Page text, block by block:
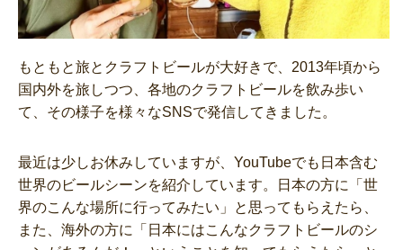
もともと旅とクラフトビールが大好きで、2013年頃から
国内外を旅しつつ、各地のクラフトビールを飲み歩い
て、その様子を様々なSNSで発信してきました。
最近は少しお休みしていますが、YouTubeでも日本含む
世界のビールシーンを紹介しています。日本の方に「世
界のこんな場所に行ってみたい」と思ってもらえたら、
また、海外の方に「日本にはこんなクラフトビールのシ